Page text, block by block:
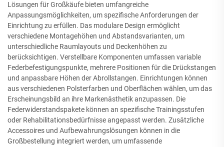
Lösungen für Großkäufe bieten umfangreiche
Anpassungsmöglichkeiten, um spezifische Anforderungen der
Einrichtung zu erfüllen. Das modulare Design ermöglicht
verschiedene Montagehöhen und Abstandsvarianten, um
unterschiedliche Raumlayouts und Deckenhöhen zu
berücksichtigen. Verstellbare Komponenten umfassen variable
Federbefestigungspunkte, mehrere Positionen für die Drückstangen
und anpassbare Höhen der Abrollstangen. Einrichtungen können
aus verschiedenen Polsterfarben und Oberflächen wählen, um das
Erscheinungsbild an ihre Markenästhetik anzupassen. Die
Federwiderstandspakete können an spezifische Trainingsstufen
oder Rehabilitationsbedürfnisse angepasst werden. Zusätzliche
Accessoires und Aufbewahrungslösungen können in die
Großbestellung integriert werden, um umfassende